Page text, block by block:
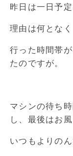
昨日は一日予
理由は何となく
行った時間帯
たのですが。
マシンの待ち
し、最後はお風
いつもよりの